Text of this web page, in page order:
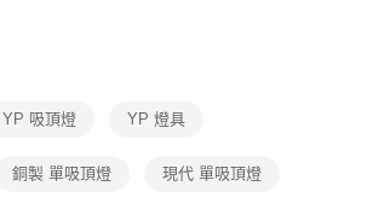
先享後付」後，將跳轉至「AFTEE先享後付」
將收到繳費通知簡訊。
14天內，點擊此簡訊中的連結，可透過四大超商／
YP 吸頂燈 YP 燈具
銅製 單吸頂燈 現代 單吸頂燈